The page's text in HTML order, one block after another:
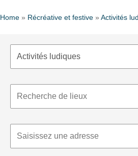
Home » Récréative et festive » Activités